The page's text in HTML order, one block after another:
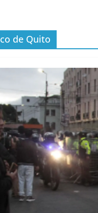
de Quito